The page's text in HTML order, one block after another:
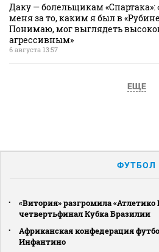
Даку — болельщикам «Спартака»:
меня за то, каким я был в
Понимаю, мог выглядеть
агрессивным»
6 августа 13:57
ЕЩЕ
ФУТБОЛ
«Витория» разгромила
четвертьфинал Кубка Бразилии
Африканская конфедерация
Инфантино